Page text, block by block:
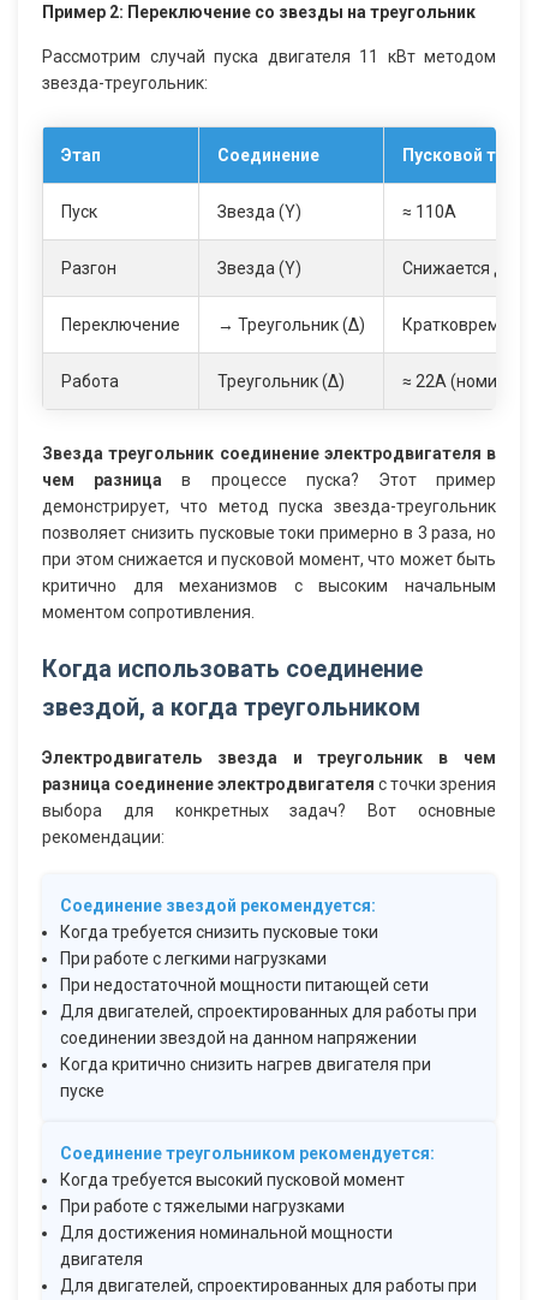
Пример 2: Переключение со звезды на треугольник
Рассмотрим случай пуска двигателя 11 кВт методом
звезда-треугольник:
Этап Соединение Пусковой ток
Пуск Звезда (Y) ≈ 110А
Разгон Звезда (Y) Снижается до ≈
Переключение → Треугольник (∆)
Работа Треугольник (∆) ≈ 22А
Звезда треугольник соединение электродвигателя в
чем разница в процессе пуска? Этот пример
демонстрирует, что метод пуска звезда-треугольник
позволяет снизить пусковые токи примерно в 3 раза, но
при этом снижается и пусковой момент, что может быть
критично для механизмов с высоким начальным
моментом сопротивления.
Когда использовать соединение
звездой, а когда треугольником
Электродвигатель звезда и треугольник в чем
разница соединение электродвигателя с точки зрения
выбора для конкретных задач? Вот основные
рекомендации:
Соединение звездой рекомендуется:
Когда требуется снизить пусковые токи
При работе с легкими нагрузками
При недостаточной мощности питающей сети
Для двигателей, спроектированных для работы при
соединении звездой на данном напряжении
Когда критично снизить нагрев двигателя при
пуске
Соединение треугольником рекомендуется:
Когда требуется высокий пусковой момент
При работе с тяжелыми нагрузками
Для достижения номинальной мощности
двигателя
Для двигателей, спроектированных для работы при